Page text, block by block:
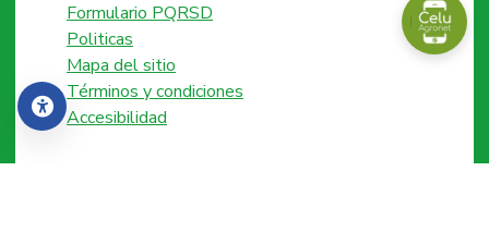
Accesibilidad
Formulario PQRSD
Politicas
Mapa del sitio
Términos y condiciones
Accesibilidad